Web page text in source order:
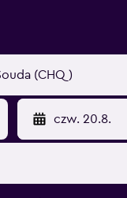
czw. 20.8.